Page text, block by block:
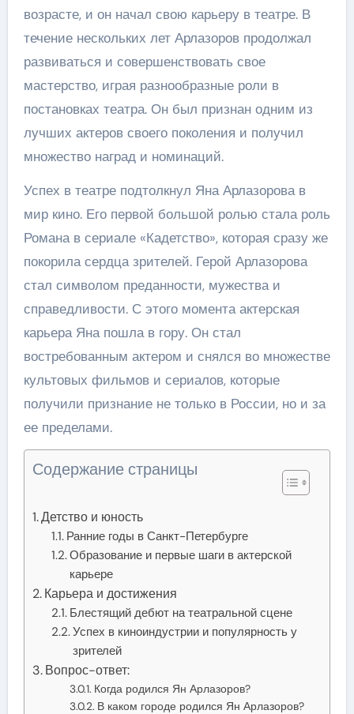
возрасте, и он начал свою карьеру в театре. В
течение нескольких лет Арлазоров продолжал
развиваться и совершенствовать свое
мастерство, играя разнообразные роли в
постановках театра. Он был признан одним из
лучших актеров своего поколения и получил
множество наград и номинаций.
Успех в театре подтолкнул Яна Арлазорова в
мир кино. Его первой большой ролью стала роль
Романа в сериале «Кадетство», которая сразу же
покорила сердца зрителей. Герой Арлазорова
стал символом преданности, мужества и
справедливости. С этого момента актерская
карьера Яна пошла в гору. Он стал
востребованным актером и снялся во множестве
культовых фильмов и сериалов, которые
получили признание не только в России, но и за
ее пределами.
Содержание страницы
Детство и юность
Ранние годы в Санкт-Петербурге
Образование и первые шаги в актерской
карьере
Карьера и достижения
Блестящий дебют на театральной сцене
Успех в киноиндустрии и популярность у
зрителей
Вопрос-ответ:
Когда родился Ян Арлазоров?
В каком городе родился Ян Арлазоров?